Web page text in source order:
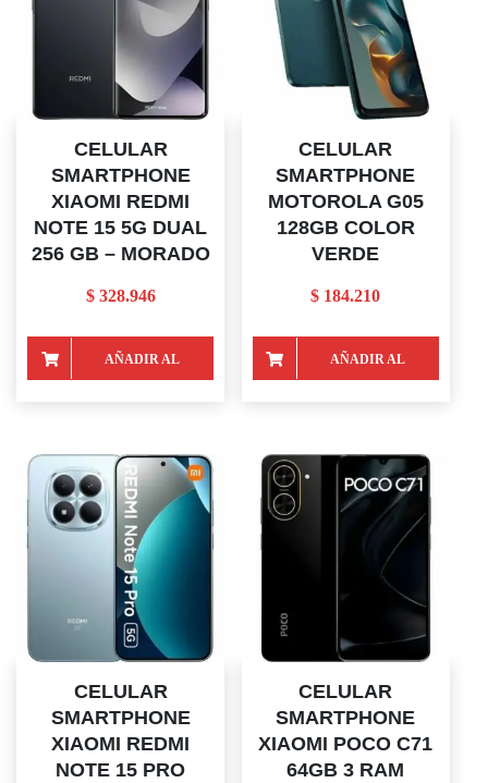
CELULAR
SMARTPHONE
XIAOMI REDMI
NOTE 15 5G DUAL
256 GB – MORADO
$328.946
AÑADIR AL
CELULAR
SMARTPHONE
MOTOROLA G05
128GB COLOR
VERDE
$ 184.210
AÑADIR AL
CELULAR
SMARTPHONE
XIAOMI REDMI
NOTE 15 PRO
CELULAR
SMARTPHONE
XIAOMI POCO C71
64GB 3 RAM